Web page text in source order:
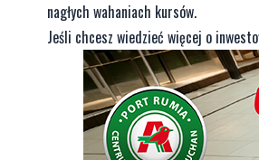
nagłych wahaniach kursów.
Jeśli chcesz wiedzieć więcej o